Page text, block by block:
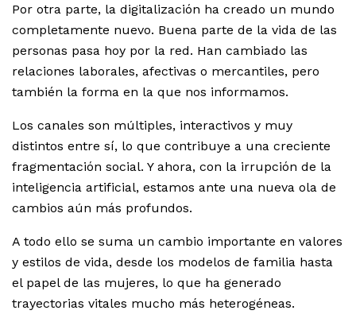
Por otra parte, la digitalización ha creado un mundo
completamente nuevo. Buena parte de la vida de las
personas pasa hoy por la red. Han cambiado las
relaciones laborales, afectivas o mercantiles, pero
también la forma en la que nos informamos.
Los canales son múltiples, interactivos y muy
distintos entre sí, lo que contribuye a una creciente
fragmentación social. Y ahora, con la irrupción de la
inteligencia artificial, estamos ante una nueva ola de
cambios aún más profundos.
A todo ello se suma un cambio importante en valores
y estilos de vida, desde los modelos de familia hasta
el papel de las mujeres, lo que ha generado
trayectorias vitales mucho más heterogéneas.